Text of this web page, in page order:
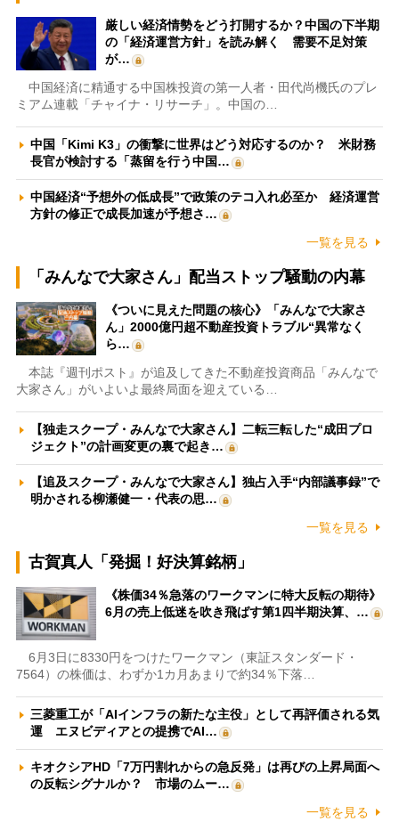
厳しい経済情勢をどう打開するか？中国の下半期
の「経済運営方針」を読み解く 需要不足対策
が…
中国経済に精通する中国株投資の第一人者・田代尚機氏のプレ
ミアム連載「チャイナ・リサーチ」。中国の…
中国「Kimi K3」の衝撃に世界はどう対応するのか？ 米財務
長官が検討する「蒸留を行う中国…
中国経済“予想外の低成長”で政策のテコ入れ必至か 経済運営
方針の修正で成長加速が予想さ…
一覧を見る
「みんなで大家さん」配当ストップ騒動の内幕
《ついに見えた問題の核心》「みんなで大家さ
ん」2000億円超不動産投資トラブル“異常なく
ら…
本誌『週刊ポスト』が追及してきた不動産投資商品「みんなで
大家さん」がいよいよ最終局面を迎えている…
【独走スクープ・みんなで大家さん】二転三転した“成田プロ
ジェクト”の計画変更の裏で起き…
【追及スクープ・みんなで大家さん】独占入手“内部議事録”で
明かされる柳瀬健一・代表の思…
一覧を見る
古賀真人「発掘！好決算銘柄」
《株価34％急落のワークマンに特大反転の期待》
6月の売上低迷を吹き飛ばす第1四半期決算、…
6月3日に8330円をつけたワークマン（東証スタンダード・
7564）の株価は、わずか1カ月あまりで約34％下落…
三菱重工が「AIインフラの新たな主役」として再評価される気
運 エヌビディアとの提携でAI…
キオクシアHD「7万円割れからの急反発」は再びの上昇局面へ
の反転シグナルか？ 市場のムー…
一覧を見る